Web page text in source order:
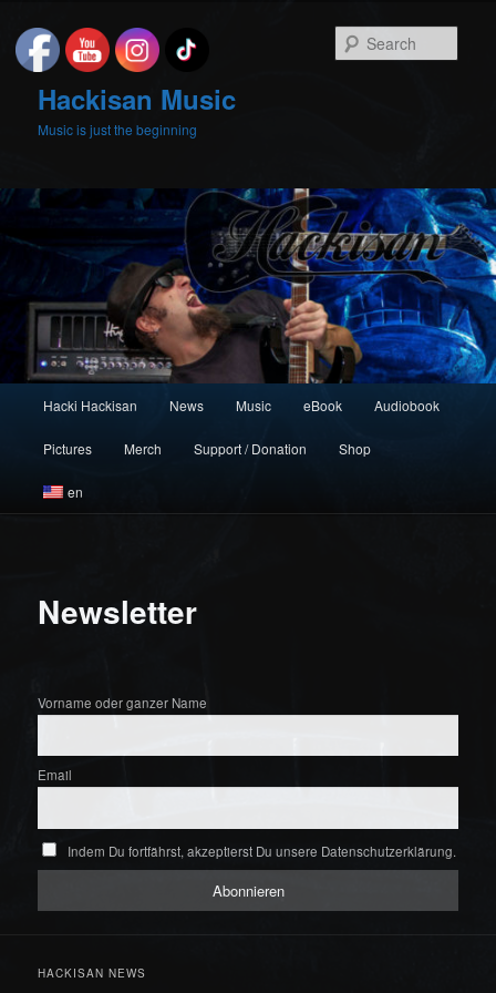
primary
Hackisan Music
Music is just the beginning
Hacki Hackisan News Music eBook Audiobook
Pictures Merch Support / Donation Shop
en
Newsletter
Vorname oder ganzer Name
Email
Indem Du fortfährst, akzeptierst Du unsere Datenschutzerklärung.
HACKISAN NEWS